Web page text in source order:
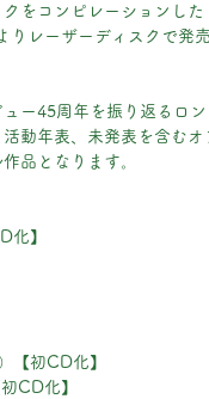
をコンピレーションした
レーザーディスクで発
ー45周年を振り返るロ
動年表、未発表を含む
品となります。
化】
【初CD化】
CD化】